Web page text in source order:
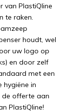
van PlastiQline
te raken.
houdt, wel
uw logo op
en door zelf
met een
hygiëne in
de offerte aan
PlastiQline!